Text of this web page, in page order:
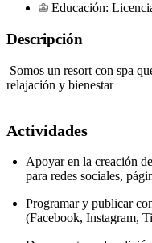
Educación:
Descripción
Somos un resort con spa
relajación y bienestar
Actividades
Apoyar en la creación
para redes sociales,
Programar y publicar
(Facebook, Instagram,